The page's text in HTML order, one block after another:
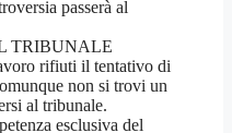
passerà al
TRIBUNALE
rifiuti il tentativo di
non si trovi un
al tribunale.
esclusiva del